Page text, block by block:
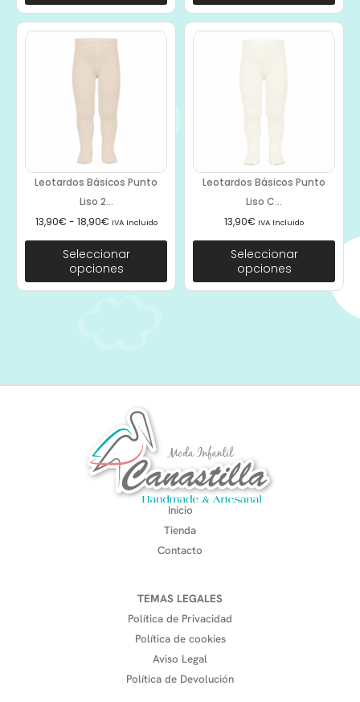
Leotardos Básicos Punto
Liso 2...
13,90€ - 18,90€ IVA Incluido
Seleccionar
opciones
Leotardos Básicos Punto
Liso C...
13,90€ IVA Incluido
Seleccionar
opciones
Inicio
Tienda
Contacto
TEMAS LEGALES
Política de Privacidad
Política de cookies
Aviso Legal
Política de Devolución